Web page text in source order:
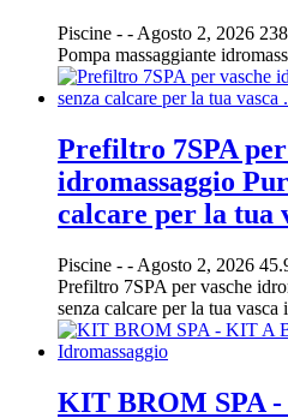
Piscine - - Agosto 2, 2026
Pompa massaggiante
Prefiltro 7SPA per
idromassaggio
calcare per la tua
Piscine - - Agosto 2, 2026
Prefiltro 7SPA per vasche
senza calcare per la tua vasca
KIT BROM SPA